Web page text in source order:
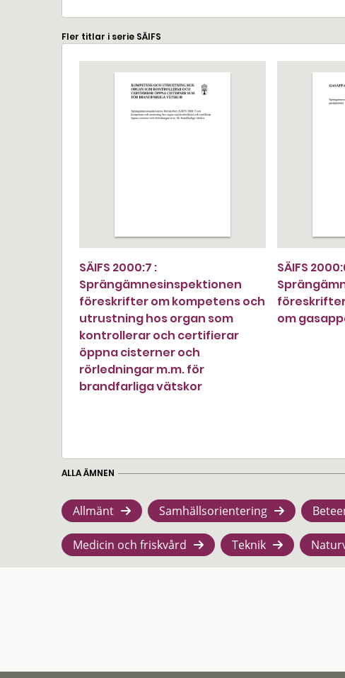
Fler titlar i serie SÄIFS
SÄIFS 2000:7 :
Sprängämnesinspektionen
föreskrifter om kompetens och
utrustning hos organ som
kontrollerar och certifierar
öppna cisterner och
rörledningar m.m. för
brandfarliga vätskor
SÄIFS
om
ALLA ÄMNEN
Allmänt Samhällsorientering
Medicin och friskvård Teknik